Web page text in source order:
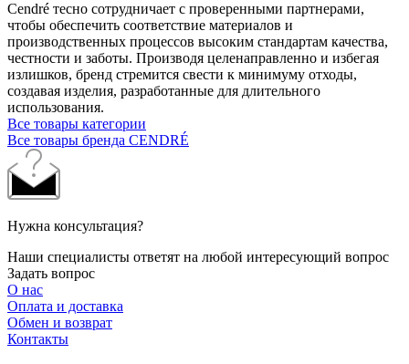
Cendré тесно сотрудничает с проверенными партнерами,
чтобы обеспечить соответствие материалов и
производственных процессов высоким стандартам качества,
честности и заботы. Производя целенаправленно и избегая
излишков, бренд стремится свести к минимуму отходы,
создавая изделия, разработанные для длительного
использования.
Все товары категории
Все товары бренда CENDRÉ
Нужна консультация?
Наши специалисты ответят на любой интересующий вопрос
Задать вопрос
О нас
Оплата и доставка
Обмен и возврат
Контакты